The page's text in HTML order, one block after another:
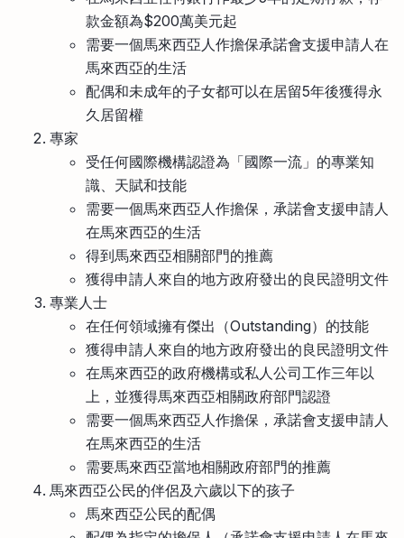
款金額為$200萬美元起
需要一個馬來西亞人作擔保承諾會支援申請人在
馬來西亞的生活
配偶和未成年的子女都可以在居留5年後獲得永
久居留權
專家
受任何國際機構認證為「國際一流」的專業知
識、天賦和技能
需要一個馬來西亞人作擔保，承諾會支援申請人
在馬來西亞的生活
得到馬來西亞相關部門的推薦
獲得申請人來自的地方政府發出的良民證明文件
專業人士
在任何領域擁有傑出（Outstanding）的技能
獲得申請人來自的地方政府發出的良民證明文件
在馬來西亞的政府機構或私人公司工作三年以
上，並獲得馬來西亞相關政府部門認證
需要一個馬來西亞人作擔保，承諾會支援申請人
在馬來西亞的生活
需要馬來西亞當地相關政府部門的推薦
馬來西亞公民的伴侶及六歲以下的孩子
馬來西亞公民的配偶